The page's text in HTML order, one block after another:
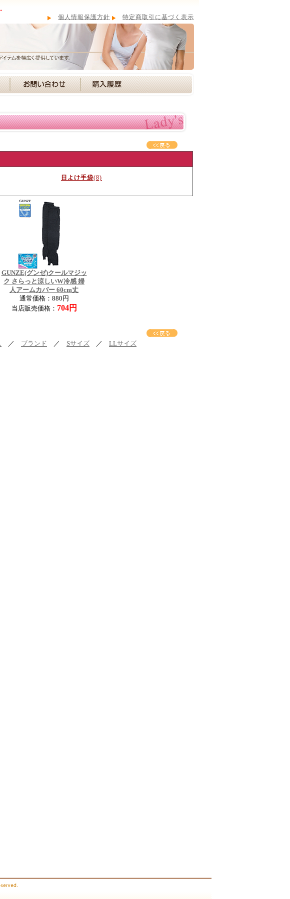
特定商取引に基づく表示
個人情報保護方針
日よけ手袋(8)
GUNZE(グンゼ)クールマジッ
ク さらっと涼しいW冷感 婦
人アームカバー 60cm丈
通常価格：880円
当店販売価格： 704円
／ ブランド ／ Sサイズ ／ LLサイズ